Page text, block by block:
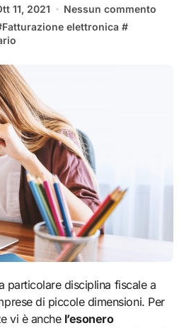
11, 2021
Nessun commento
Fatturazione elettronica #
di piccole dimensioni. Per
vi è anche l’esonero